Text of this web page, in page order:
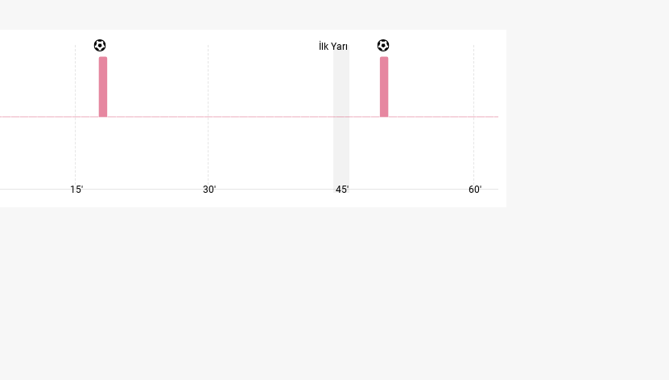
15' 30'
İlk Yarı
45' 60'